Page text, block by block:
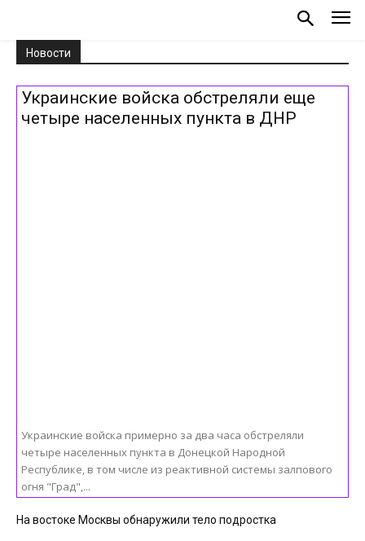
Новости
Украинские войска обстреляли еще
четыре населенных пункта в ДНР
Украинские войска примерно за два часа обстреляли
четыре населенных пункта в Донецкой Народной
Республике, в том числе из реактивной системы залпового
огня "Град",...
На востоке Москвы обнаружили тело подростка